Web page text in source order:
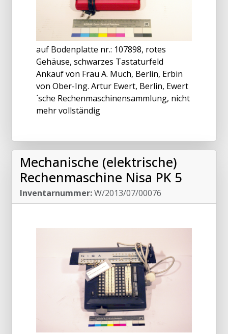
auf Bodenplatte nr.: 107898, rotes
Gehäuse, schwarzes Tastaturfeld
Ankauf von Frau A. Much, Berlin, Erbin
von Ober-Ing. Artur Ewert, Berlin, Ewert
´sche Rechenmaschinensammlung, nicht
mehr vollständig
Mechanische (elektrische)
Rechenmaschine Nisa PK 5
Inventarnummer:W/2013/07/00076